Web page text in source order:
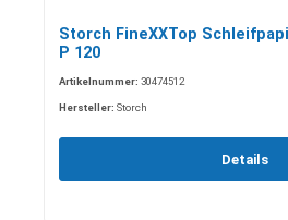
Storch FineXXTop
P 120
Artikelnummer: 30474512
Hersteller: Storch
Details